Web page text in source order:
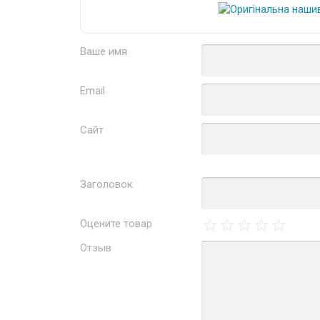
Ваше имя
Email
Сайт
Заголовок
Оцените товар
Отзыв